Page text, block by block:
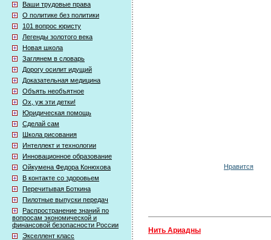
Ваши трудовые права
О политике без политики
101 вопрос юристу
Легенды золотого века
Новая школа
Заглянем в словарь
Дорогу осилит идущий
Доказательная медицина
Объять необъятное
Ох, уж эти детки!
Юридическая помощь
Сделай сам
Школа рисования
Интеллект и технологии
Инновационное образование
Ойкумена Федора Конюхова
В контакте со здоровьем
Перечитывая Боткина
Пилотные выпуски передач
Распространение знаний по
вопросам экономической и
финансовой безопасности России
Экселлент класс
Нравится
Нить Ариадны